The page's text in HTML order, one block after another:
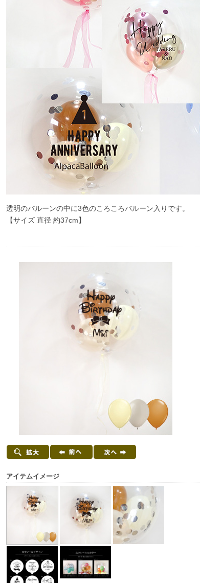
透明のバルーンの中に3色のころころバルーン入りです。
【サイズ 直径 約37cm】
アイテムイメージ